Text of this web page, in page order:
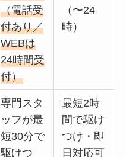
（電話受
付あり／
WEBは
24時間受
付）
（〜24
時）
専門スタ
ッフが最
短30分で
駆けつ
最短2時
間で駆け
つけ・即
日対応可